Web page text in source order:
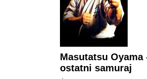
Masutatsu Oyama
ostatni samuraj